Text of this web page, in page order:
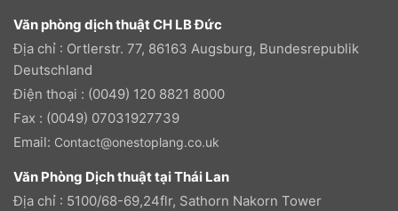
Văn phòng dịch thuật CH LB Đức
Địa chỉ : Ortlerstr. 77, 86163 Augsburg, Bundesrepublik
Deutschland
Điện thoại : (0049) 120 8821 8000
Fax : (0049) 07031927739
Email: Contact@onestoplang.co.uk
Văn Phòng Dịch thuật tại Thái Lan
Địa chỉ : 5100/68-69,24flr, Sathorn Nakorn Tower